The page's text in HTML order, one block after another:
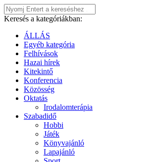
Keresés a kategóriákban:
ÁLLÁS
Egyéb kategória
Felhívások
Hazai hírek
Kitekintő
Konferencia
Közösség
Oktatás
Irodalomterápia
Szabadidő
Hobbi
Játék
Könyvajánló
Lapajánló